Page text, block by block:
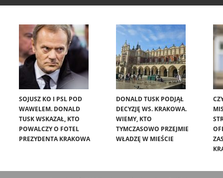
SOJUSZ KO I PSL POD
WAWELEM. DONALD
TUSK WSKAZAŁ, KTO
POWALCZY O FOTEL
PREZYDENTA KRAKOWA
DONALD TUSK PODJĄŁ
DECYZJĘ WS. KRAKOWA.
WIEMY, KTO
TYMCZASOWO PRZEJMIE
WŁADZĘ W MIEŚCIE